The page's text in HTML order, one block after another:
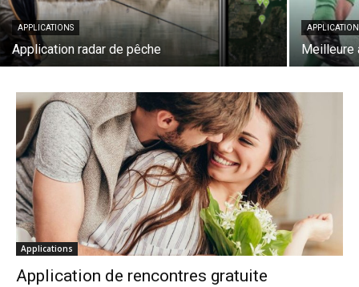
APPLICATIONS
Application radar de pêche Meilleure
Applications
Application de rencontres gratuite